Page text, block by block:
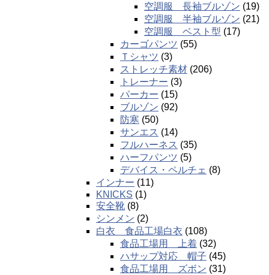
空調服 長袖ブルゾン (19)
空調服 半袖ブルゾン (21)
空調服 ベスト型 (17)
カーゴパンツ (55)
Ｔシャツ (3)
ストレッチ素材 (206)
トレーナー (3)
パーカー (15)
ブルゾン (92)
防寒 (50)
サンエス (14)
フルハーネス (35)
ハーフパンツ (5)
デバイス・ペルチェ (8)
インナー (11)
KNICKS (1)
安全靴 (8)
シンメン (2)
白衣 食品工場白衣 (108)
食品工場用 上着 (32)
ハサップ対応 帽子 (45)
食品工場用 ズボン (31)